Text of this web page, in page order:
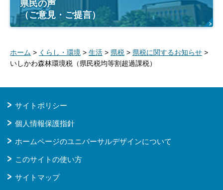
県民の声
（ご意見・ご提言）
ホーム > くらし・環境 > 生活 > 県税 > 県税に関するお知らせ >
いしかわ森林環境税（県民税均等割超過課税）
サイトポリシー
個人情報保護指針
ホームページのユニバーサルデザインについて
このサイトの使い方
サイトマップ